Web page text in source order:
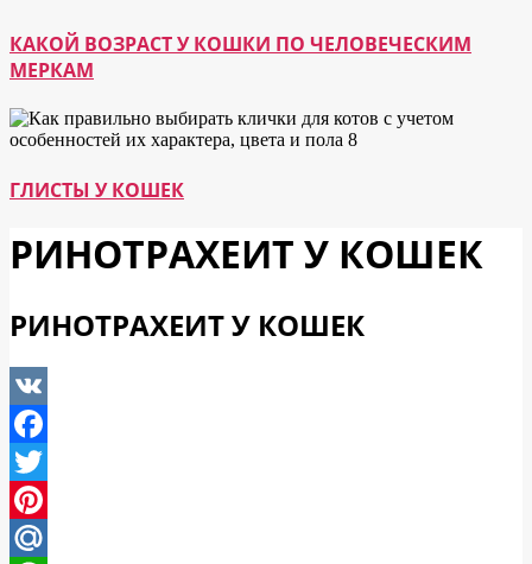
КАКОЙ ВОЗРАСТ У КОШКИ ПО ЧЕЛОВЕЧЕСКИМ
МЕРКАМ
ГЛИСТЫ У КОШЕК
РИНОТРАХЕИТ У КОШЕК
РИНОТРАХЕИТ У КОШЕК
VK
Facebook
Twitter
Pinterest